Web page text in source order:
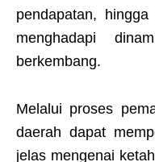
pendapatan,
menghadapi
berkembang.
Melalui proses
daerah dapat
jelas mengenai